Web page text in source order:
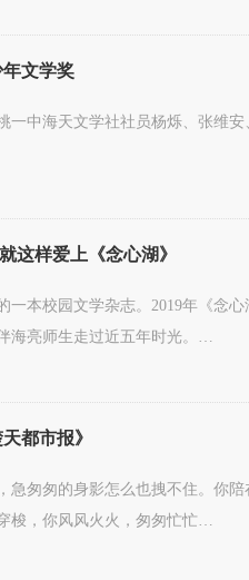
文学奖
中海天文学社社员杨烁、张维
这样爱上《念心湖》
一本校园文学杂志。2019年《念
海亮师生走过近五年时光。…
都市报》
急匆匆的身影怎么也拽不住。你
梭，你风风火火，匆匆忙忙…